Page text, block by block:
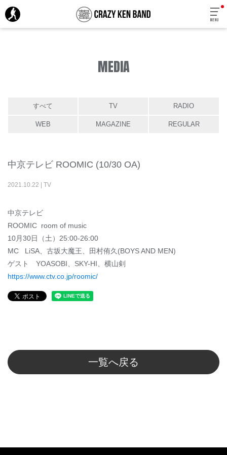
MENU
MEDIA
すべて TV RADIO
WEB MAGAZINE REGULAR
中京テレビ ROOMIC (10/30 OA)
2021.10.22 TV
中京テレビ
ROOMIC room of music
10月30日（土）25:00-26:00
MC LiSA、古坂大魔王、田村侑久(BOYS AND MEN)
ゲスト YOASOBI、SKY-HI、横山剣
https://www.ctv.co.jp/roomic/
一覧へ戻る